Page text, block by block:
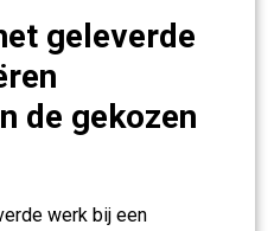
geleverde
de gekozen
werk bij een